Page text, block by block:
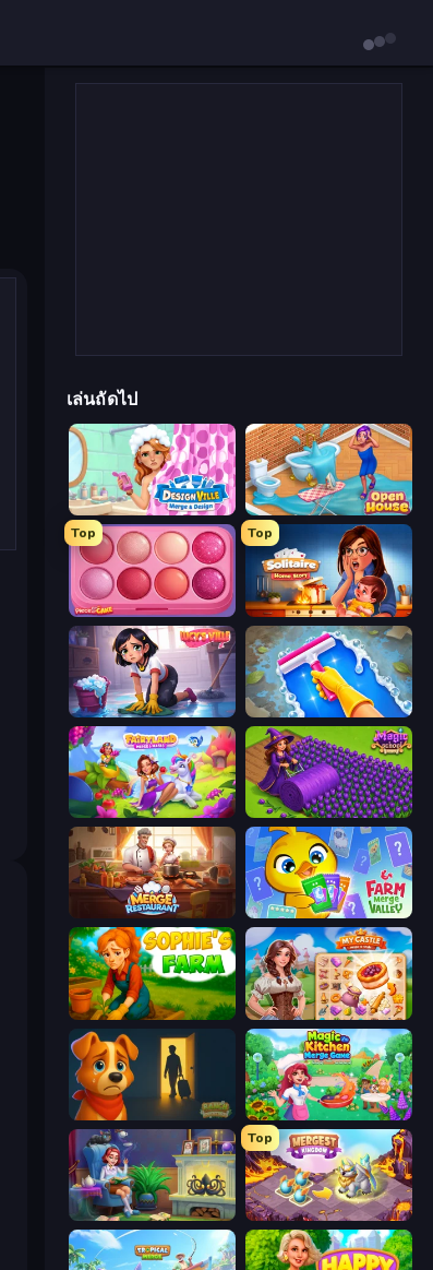
เล่นถัดไป
Designville: Merge & Design Open House
Top
Piece of Cake: Merge and Bake
Top
Solitaire Home Story
Lucy’s Ville Hotel Rush: Merge Story
Fairyland Merge & Magic Magic School
Merge Restaurant Farm Merge Valley
Sophie's Farm My Castle: Merge & Story
Ranch Adventures Magic Kitchen: Merge Game
Halloween Merge
Top
Mergest Kingdom